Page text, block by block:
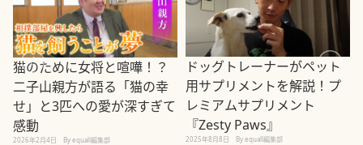
猫のために女将と喧嘩！？
二子山親方が語る「猫の幸
せ」と3匹への愛が深すぎて
感動
2026年2月4日 By equall編集部
ドッグトレーナーがペット
用サプリメントを解説！プ
レミアムサプリメント
『Zesty Paws』
2025年8月8日 By equall編集部